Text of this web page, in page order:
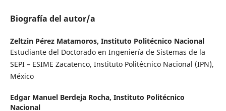
Biografía del autor/a
Zeltzin Pérez Matamoros, Instituto Politécnico Nacional
Estudiante del Doctorado en Ingeniería de Sistemas de la
SEPI – ESIME Zacatenco, Instituto Politécnico Nacional (IPN),
México
Edgar Manuel Berdeja Rocha, Instituto Politécnico
Nacional